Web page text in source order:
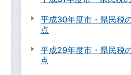
平成30年度市・県民税
点
平成29年度市・県民税
点